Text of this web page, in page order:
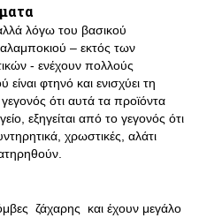
λόγω του βασικού
– εκτός των
- ενέχουν πολλούς
φτηνό και ενισχύει τη
ότι αυτά τα προϊόντα
εξηγείται από το γεγονός ότι
χρωστικές, αλάτι
ζάχαρης και έχουν μεγάλο